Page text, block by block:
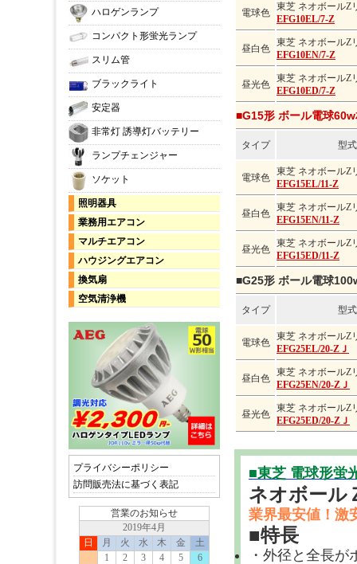
電球色
東芝 ネオボールZ
EFG10EL/7-Z
昼白色
東芝 ネオボールZ
EFG10EN/7-Z
昼光色
東芝 ネオボールZ
EFG10ED/7-Z
■G15形 ボール電球
タイプ 型式
電球色
東芝 ネオボールZ
EFG15EL/11-Z
昼白色
東芝 ネオボールZ
EFG15EN/11-Z
昼光色
東芝 ネオボールZ
EFG15ED/11-Z
■G25形 ボール電球
タイプ 型式
電球色
東芝 ネオボールZ
EFG25EL/20-ZＪ
昼白色
東芝 ネオボールZ
EFG25EN/20-ZＪ
昼光色
東芝 ネオボールZ
EFG25ED/20-ZＪ
■東芝 電球形蛍
ネオボール
業界最安値！激
■特長
・外径と全長
ハロゲンランプ
コンパクト形蛍光ランプ
スリム管
ブラックライト
安定器
非常灯 誘導灯バッテリー
ランプチェンジャー
ソケット
照明器具
業務用エアコン
マルチエアコン
ハウジングエアコン
換気扇
空気清浄機
プライバシーポリシー
訪問販売法に基づく表記